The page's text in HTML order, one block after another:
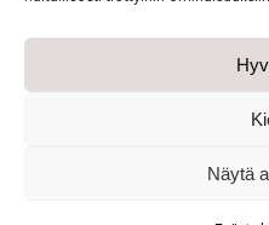
Näytä
Apurahan hakijalle
Kotimuseo
© Päivikki ja Sakari